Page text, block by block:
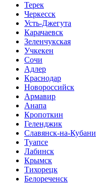
Терек
Черкесск
Усть-Джегута
Карачаевск
Зеленчукская
Учкекен
Сочи
Адлер
Краснодар
Новороссийск
Армавир
Анапа
Кропоткин
Геленджик
Славянск-на-Кубани
Туапсе
Лабинск
Крымск
Тихорецк
Белореченск